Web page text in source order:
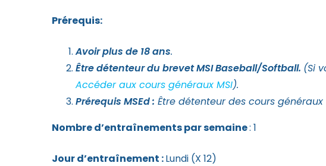
Prérequis:
Avoir plus de 18 ans.
Être détenteur du brevet MSI Baseball/Softball. (Si
Accéder aux cours généraux MSI).
Prérequis MSEd : Être détenteur des cours généraux
Nombre d’entraînements par semaine: 1
Jour d’entraînement :Lundi (X 12)